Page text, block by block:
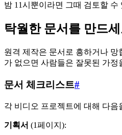
밤 11시뿐이라면 그때 검토할 수
탁월한 문서를 만드
원격 제작은 문서로 흥하거나 망
가 없으면 사람들은 잘못된 가정
문서 체크리스트#
각 비디오 프로젝트에 대해 다음
기획서 (1페이지):